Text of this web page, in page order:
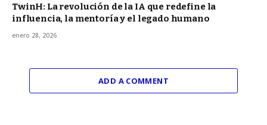
TwinH: La revolución de la IA que redefine la
influencia, la mentoría y el legado humano
enero 28, 2026
ADD A COMMENT